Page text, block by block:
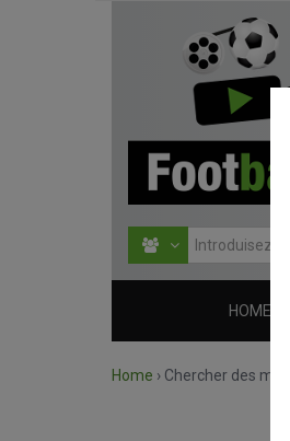
HOME
Home › Chercher des